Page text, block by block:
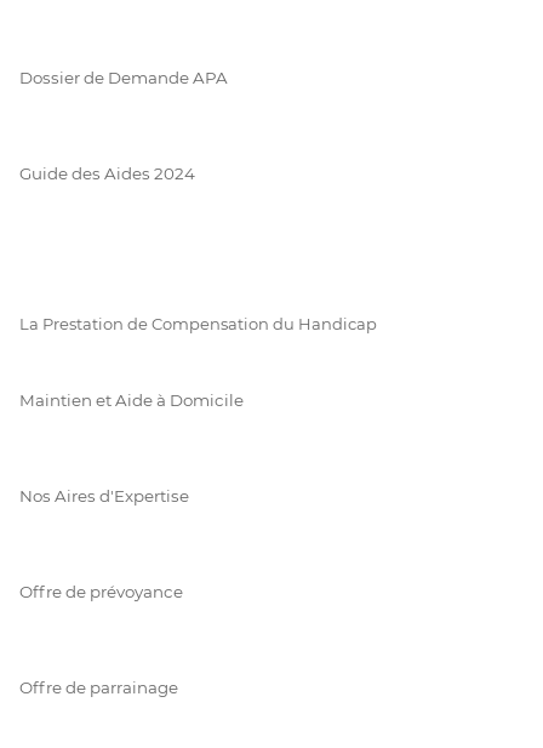
Dossier de Demande APA
Guide des Aides 2024
La Prestation de Compensation du Handicap
Maintien et Aide à Domicile
Nos Aires d'Expertise
Offre de prévoyance
Offre de parrainage